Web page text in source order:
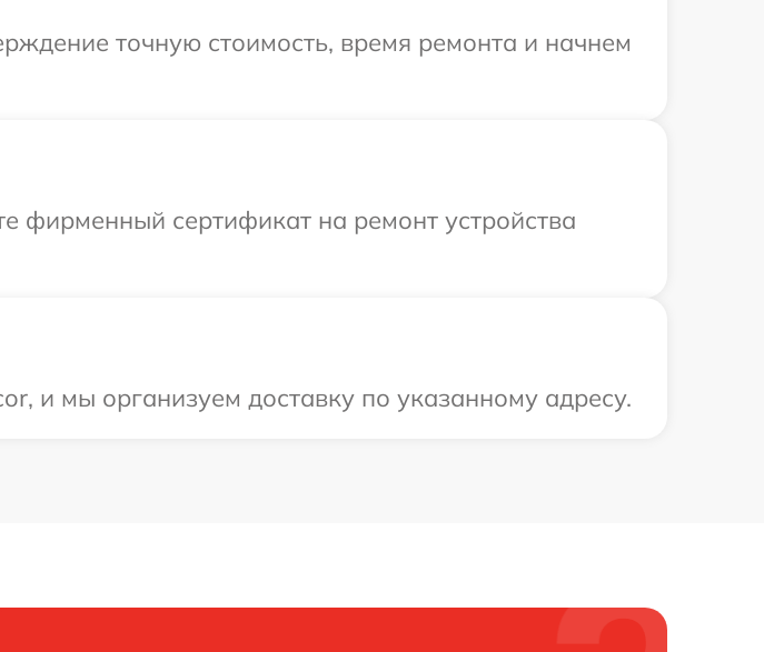
точную стоимость, время ремонта и начнем
фирменный сертификат на ремонт устройства
и мы организуем доставку по указанному адресу.